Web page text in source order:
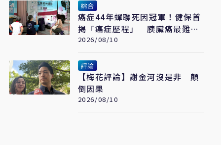
綜合
癌症44年蟬聯死因冠軍！健保首
揭「癌症歷程」 胰臟癌最難
治、肺癌驚見院際差41.8個百分
點
2026/08/10
評論
【梅花評論】謝金河沒是非 顛
倒因果
2026/08/10